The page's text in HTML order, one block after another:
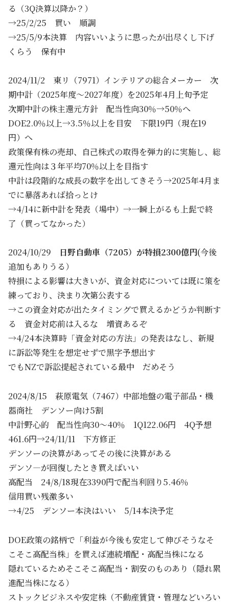
る（3Q決算以降か？）
→25/2/25 買い 順調
→25/5/9本決算 内容いいように思ったが出尽くし下げ
くらう 保有中
2024/11/2 東リ（7971）インテリアの総合メーカー 次
期中計（2025年度～2027年度）を2025年4月上旬予定
次期中計の株主還元方針 配当性向30％→50％へ
DOE2.0％以上→3.5％以上を目安 下限19円（現在19
円）へ
政策保有株の売却、自己株式の取得を弾力的に実施し、総
還元性向は３年平均70％以上を目指す
中計は段階的な成長の数字を出してきそう→2025年4月ま
でに暴落あれば拾っとけ
→4/14に新中計を発表（場中）→一瞬上がるも上髭で終
了（買ってなかった）
2024/10/29 日野自動車（7205）が特損2300億円(今後
追加もありうる）
特損による影響は大きいが、資金対応については既に策を
練っており、決まり次第公表する
→この資金対応が出たタイミングで買えるかどうか判断す
る 資金対応前は入るな 増資あるぞ
→4/24本決算時「資金対応の方法」の発表はなし、新規
に訴訟等発生を想定せずで黒字予想出す
でもNZで訴訟提起されている最中 だめそう
2024/8/15 萩原電気（7467）中部地盤の電子部品・機
器商社 デンソー向け5割
中計野心的 配当性向30～40％ 1Q122.06円 4Q予想
461.6円→24/11/11 下方修正
デンソーの決算があってその後に決算がある
デンソ―が回復したとき買えばいい
高配当 24/8/18現在3390円で配当利回り5.46％
信用買い残激多い
→4/25 デンソー本決はいい 5/14本決予定
DOE政策の銘柄で「利益が今後も安定して伸びそうなそ
こそこ高配当株」を買えば連続増配・高配当株になる
隠れているためそこそこ高配当・割安のものあり（隠れ累
進配当株になる）
ストックビジネスや安定株（不動産賃貸・管理などいろい